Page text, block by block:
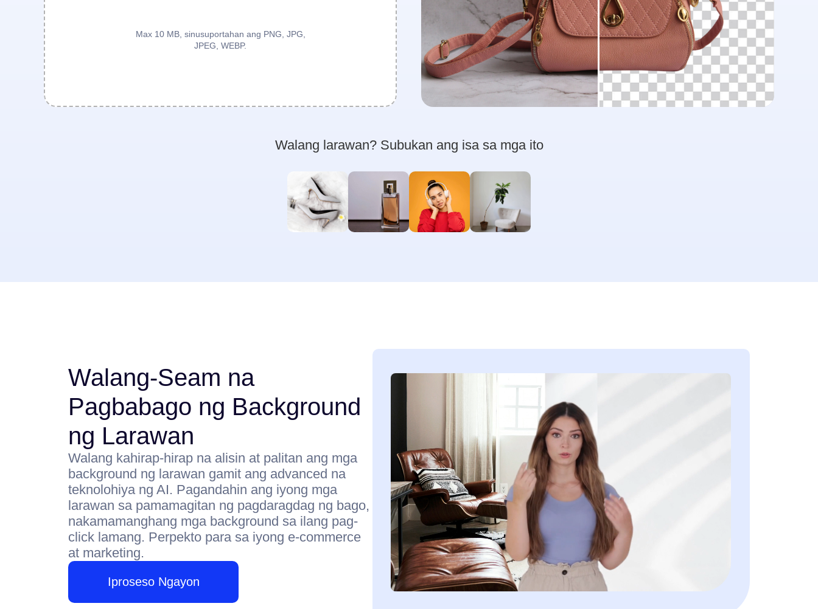
Max 10 MB, sinusuportahan ang PNG, JPG,
JPEG, WEBP.
Walang larawan? Subukan ang isa sa mga ito
Walang-Seam na
Pagbabago ng Background
ng Larawan
Walang kahirap-hirap na alisin at palitan ang mga
background ng larawan gamit ang advanced na
teknolohiya ng AI. Pagandahin ang iyong mga
larawan sa pamamagitan ng pagdaragdag ng bago,
nakamamanghang mga background sa ilang pag-
click lamang. Perpekto para sa iyong e-commerce
at marketing.
Iproseso Ngayon